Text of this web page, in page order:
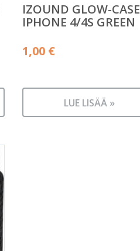
IZOUND GLOW-CASE
IPHONE 4/4S GREEN
1,00 €
LUE LISÄÄ »